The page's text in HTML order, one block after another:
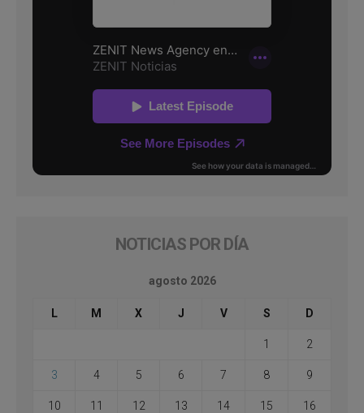
NOTICIAS POR DÍA
agosto 2026
L M X J V S D
1 2
3 4 5 6 7 8 9
10 11 12 13 14 15 16